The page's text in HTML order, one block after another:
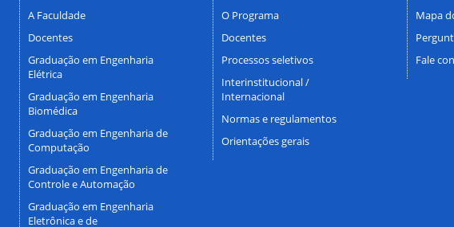
A Faculdade
Docentes
Graduação em Engenharia
Elétrica
Graduação em Engenharia
Biomédica
Graduação em Engenharia de
Computação
Graduação em Engenharia de
Controle e Automação
Graduação em Engenharia
Eletrônica e de
O Programa
Docentes
Processos seletivos
Interinstitucional /
Internacional
Normas e regulamentos
Orientações gerais
Mapa
Fale